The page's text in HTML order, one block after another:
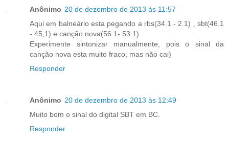
Anônimo 20 de dezembro de 2013 às 11:57
Aqui em balneário esta pegando a rbs(34.1 - 2.1) , sbt(46.1
- 45,1) e canção nova(56.1- 53.1).
Experimente sintonizar manualmente, pois o sinal da
canção nova esta muito fraco, mas não cai)
Responder
Anônimo 20 de dezembro de 2013 às 12:49
Muito bom o sinal do digital SBT em BC.
Responder